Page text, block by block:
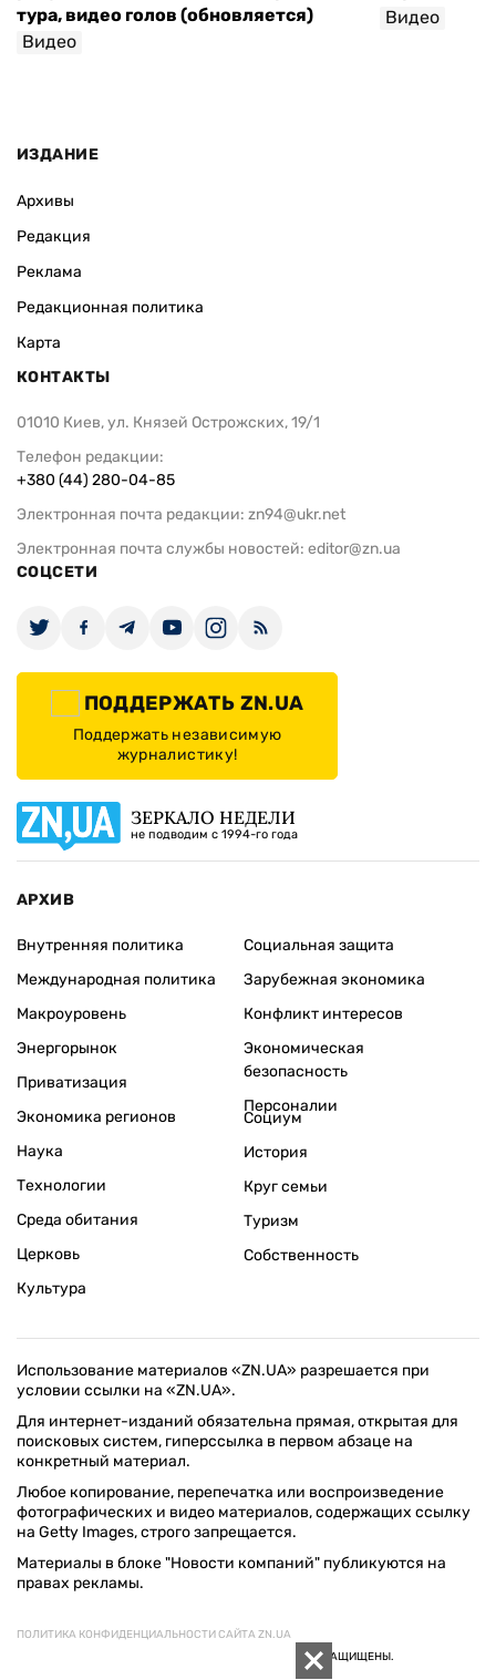
тура, видео голов (обновляется)
Видео
Видео
ИЗДАНИЕ
Архивы
Редакция
Реклама
Редакционная политика
Карта
КОНТАКТЫ
01010 Киев, ул. Князей Острожских, 19/1
Телефон редакции:
+380 (44) 280-04-85
Электронная почта редакции: zn94@ukr.net
Электронная почта службы новостей: editor@zn.ua
СОЦСЕТИ
ПОДДЕРЖАТЬ ZN.UA
Поддержать независимую
журналистику!
ЗЕРКАЛО НЕДЕЛИ
не подводим с 1994-го года
АРХИВ
Внутренняя политика
Международная политика
Макроуровень
Энергорынок
Приватизация
Экономика регионов
Социальная защита
Зарубежная экономика
Конфликт интересов
Экономическая
безопасность
Персоналии
Наука
Технологии
Среда обитания
Церковь
Культура
Социум
История
Круг семьи
Туризм
Собственность
Использование материалов «ZN.UA» разрешается при
условии ссылки на «ZN.UA».
Для интернет-изданий обязательна прямая, открытая для
поисковых систем, гиперссылка в первом абзаце на
конкретный материал.
Любое копирование, перепечатка или воспроизведение
фотографических и видео материалов, содержащих ссылку
на Getty Images, строго запрещается.
Материалы в блоке "Новости компаний" публикуются на
правах рекламы.
ПОЛИТИКА КОНФИДЕНЦИАЛЬНОСТИ САЙТА ZN.UA
© 1994–2026 «ЗЕРКАЛО НЕДЕЛИ. УКРАИНА». ВСЕ ПРАВА ЗАЩИЩЕНЫ.